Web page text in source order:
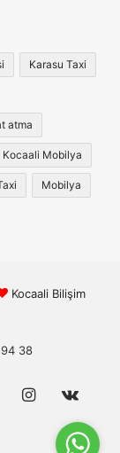
Karasu Taxi
atma
Kocaali Mobilya
Mobilya
Kocaali Bilişim
38
TumblrInstagram